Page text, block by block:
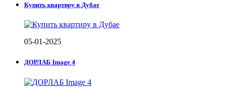
Купить квартиру в Дубае
05-01-2025
ДОРЛАБ Image 4